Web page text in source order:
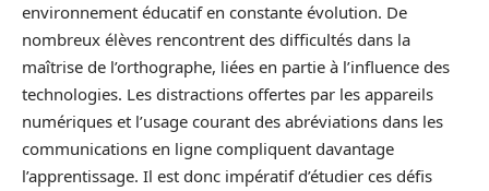
environnement éducatif en constante évolution. De
nombreux élèves rencontrent des difficultés dans la
maîtrise de l’orthographe, liées en partie à l’influence des
technologies. Les distractions offertes par les appareils
numériques et l’usage courant des abréviations dans les
communications en ligne compliquent davantage
l’apprentissage. Il est donc impératif d’étudier ces défis